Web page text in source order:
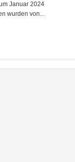
Januar 2024
wurden von...